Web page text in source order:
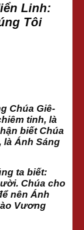
Linh:
Tôi
Chúa Giê-
tinh, là
biết Chúa
là Ánh Sáng
ta biết:
Chúa cho
nên Ánh
Vương